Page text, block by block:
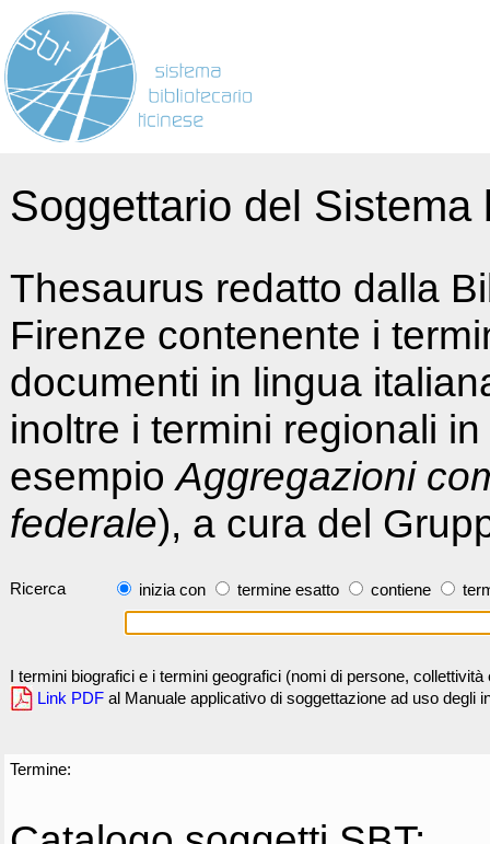
Soggettario del
Thesaurus redatto dalla
Firenze contenente i
documenti in lingua
inoltre i termini regionali
esempioAggregazioni
federale), a cura del
Ricerca inizia con termine esatto contiene
I termini biografici e i termini geografici (nomi di persone,
Link PDF al Manuale applicativo di soggettazione ad uso degli
Termine: